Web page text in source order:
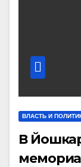
ВЛАСТЬ И
В